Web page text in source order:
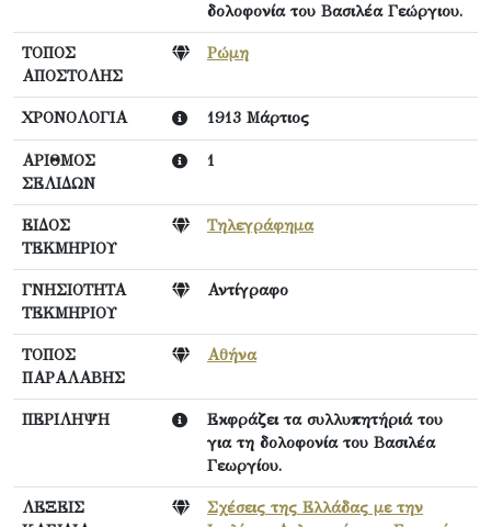
δολοφονία του Βασιλέα Γεώργιου.
ΤΟΠΟΣ
ΑΠΟΣΤΟΛΗΣ
Ρώμη
ΧΡΟΝΟΛΟΓΙΑ 1913 Μάρτιος
ΑΡΙΘΜΟΣ
ΣΕΛΙΔΩΝ
1
ΕΙΔΟΣ
ΤΕΚΜΗΡΙΟΥ
Τηλεγράφημα
ΓΝΗΣΙΟΤΗΤΑ
ΤΕΚΜΗΡΙΟΥ
Αντίγραφο
ΤΟΠΟΣ
ΠΑΡΑΛΑΒΗΣ
Αθήνα
ΠΕΡΙΛΗΨΗ
Εκφράζει τα συλλυπητήριά του
για τη δολοφονία του Βασιλέα
Γεωργίου.
ΛΕΞΕΙΣ
Σχέσεις της Ελλάδας με την